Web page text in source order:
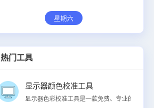
星期六
热门工具
显示器颜色校准工具
显示器色彩校准工具是一款免费、专业的在线